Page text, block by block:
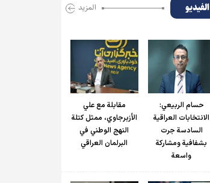
الفیدیو المزید
حسام الربیعي:
الانتخابات العراقية
السادسة جرت
بشفافية ومشاركة
واسعة
مقابلة مع علي
الأزبرجاوي، ممثل كتلة
النهج الوطني في
البرلمان العراقي